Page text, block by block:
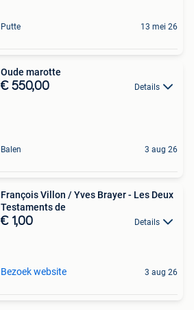
Putte 13 mei 26
Oude marotte
€ 550,00 Details
Balen 3 aug 26
François Villon / Yves Brayer - Les Deux
Testaments de
€ 1,00 Details
Bezoek website 3 aug 26